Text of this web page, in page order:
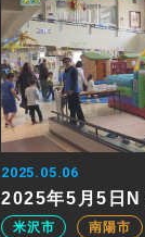
2025.05.06
2025年5月5日N
米沢市 南陽市